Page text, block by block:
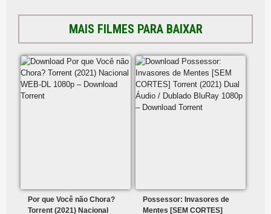
MAIS FILMES PARA BAIXAR
Por que Você não Chora?
Torrent (2021) Nacional
Possessor: Invasores de
Mentes [SEM CORTES]